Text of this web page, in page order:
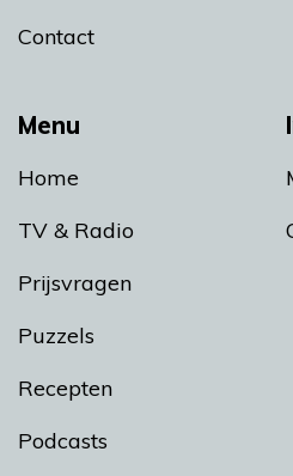
Menu
Home
TV & Radio
Prijsvragen
Puzzels
Recepten
Podcasts
Contact